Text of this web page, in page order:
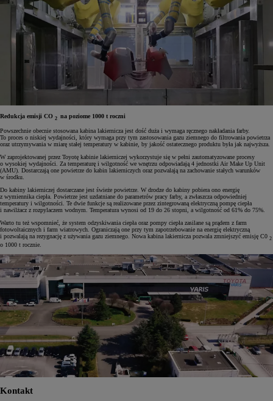
Redukcja emisji CO 2 na poziome 1000 t roczni
Powszechnie obecnie stosowana kabina lakiernicza jest dość duża i wymaga ręcznego nakładania farby.
To proces o niskiej wydajności, który wymaga przy tym zastosowania gazu ziemnego do filtrowania powietrza
oraz utrzymywania w miarę stałej temperatury w kabinie, by jakość ostatecznego produktu była jak najwyższa.
W zaprojektowanej przez Toyotę kabinie lakierniczej wykorzystuje się w pełni zautomatyzowane procesy
o wysokiej wydajności. Za temperaturę i wilgotność we wnętrzu odpowiadają 4 jednostki Air Make Up Unit
(AMU). Dostarczają one powietrze do kabin lakierniczych oraz pozwalają na zachowanie stałych warunków
w środku.
Do kabiny lakierniczej dostarczane jest świeże powietrze. W drodze do kabiny pobiera ono energię
z wymiennika ciepła. Powietrze jest uzdatniane do parametrów pracy farby, a zwłaszcza odpowiedniej
temperatury i wilgotności. Te dwie funkcje są realizowane przez zintegrowaną elektryczną pompę ciepła
i nawilżacz z rozpylaczem wodnym. Temperatura wynosi od 19 do 26 stopni, a wilgotność od 61% do 75%.
Warto tu też wspomnieć, że system odzyskiwania ciepła oraz pompy ciepła zasilane są prądem z farm
fotowoltaicznych i farm wiatrowych. Ograniczają one przy tym zapotrzebowanie na energię elektryczną
i pozwalają na rezygnację z używania gazu ziemnego. Nowa kabina lakiernicza pozwala zmniejszyć emisję C0 2
o 1000 t rocznie.
Kontakt